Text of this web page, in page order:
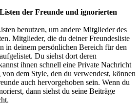
der Freunde und ignorierten
benutzen, um andere Mitglieder des
Mitglieder, die du deiner Freundesliste
in deinem persönlichen Bereich für den
Du siehst dort deren
ihnen schnell eine Private Nachricht
dem Style, den du verwendest, können
auch hervorgehoben sein. Wenn du
dann siehst du seine Beiträge